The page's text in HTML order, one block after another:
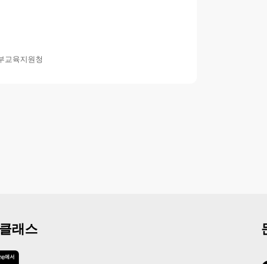
교육지원청
래스